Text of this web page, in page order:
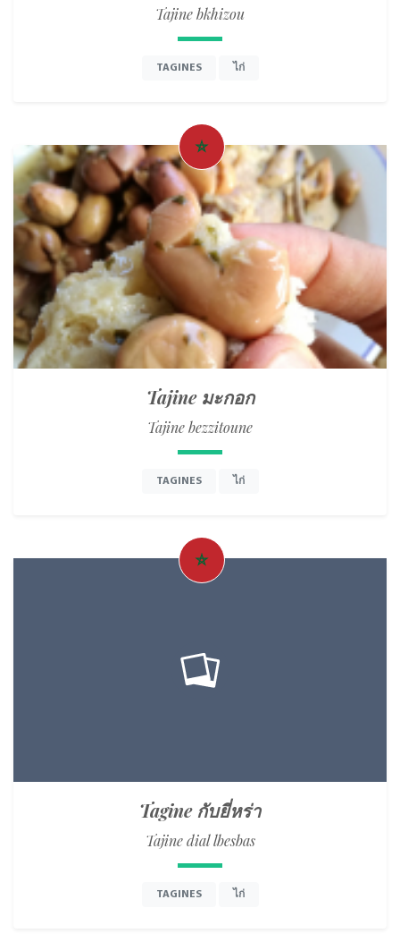
Tajine bkhizou
TAGINES ไก่
Tajine มะกอก
Tajine bezzitoune
TAGINES ไก่
Tagine กับยี่หร่า
Tajine dial lbesbas
TAGINES ไก่